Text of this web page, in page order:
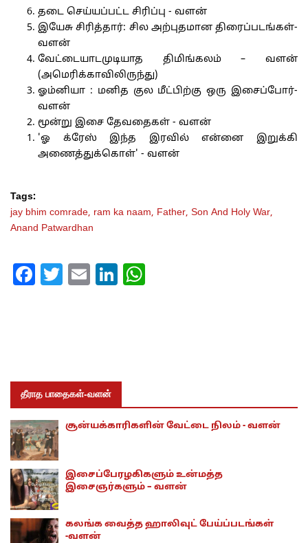
தடை செய்யப்பட்ட சிரிப்பு - வளன்
இயேசு சிரித்தார்: சில அற்புதமான திரைப்படங்கள்-
வளன்
வேட்டையாடமுடியாத திமிங்கலம் – வளன்
(அமெரிக்காவிலிருந்து)
ஓம்னியா : மனித குல மீட்பிற்கு ஒரு இசைப்போர்-
வளன்
மூன்று இசை தேவதைகள் - வளன்
'ஓ க்ரேஸ் இந்த இரவில் என்னை இறுக்கி
அணைத்துக்கொள்' - வளன்
Tags:
jay bhim comrade, ram ka naam, Father, Son And Holy War,
Anand Patwardhan
Facebook
Twitter
EmailLinkedIn
தீராத பாதைகள்-வளன்
சூன்யக்காரிகளின் வேட்டை நிலம் - வளன்
இசைப்பேரழகிகளும் உன்மத்த
இசைஞர்களும் – வளன்
கலங்க வைத்த ஹாலிவுட் பேய்ப்படங்கள்
-வளன்